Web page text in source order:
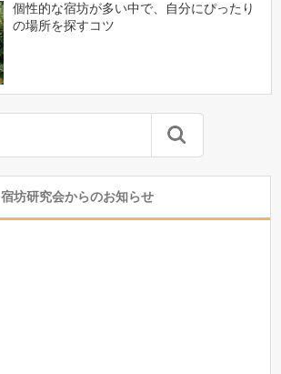
個性的な宿坊が多い中で、自分にぴったり
の場所を探すコツ
宿坊研究会からのお知らせ